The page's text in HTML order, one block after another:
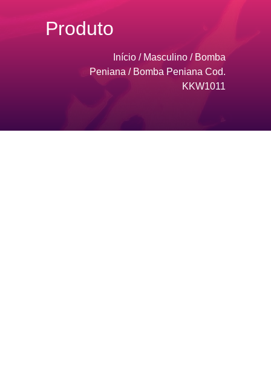
Produto
Início / Masculino / Bomba
Peniana / Bomba Peniana Cod.
KKW1011